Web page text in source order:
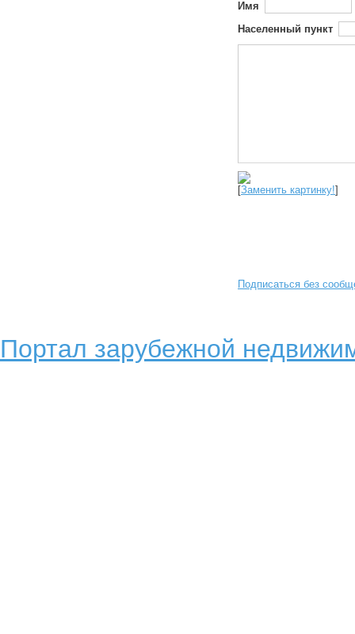
Имя
Населенный пункт
[Заменить картинку!]
Подписаться без
Портал зарубежной